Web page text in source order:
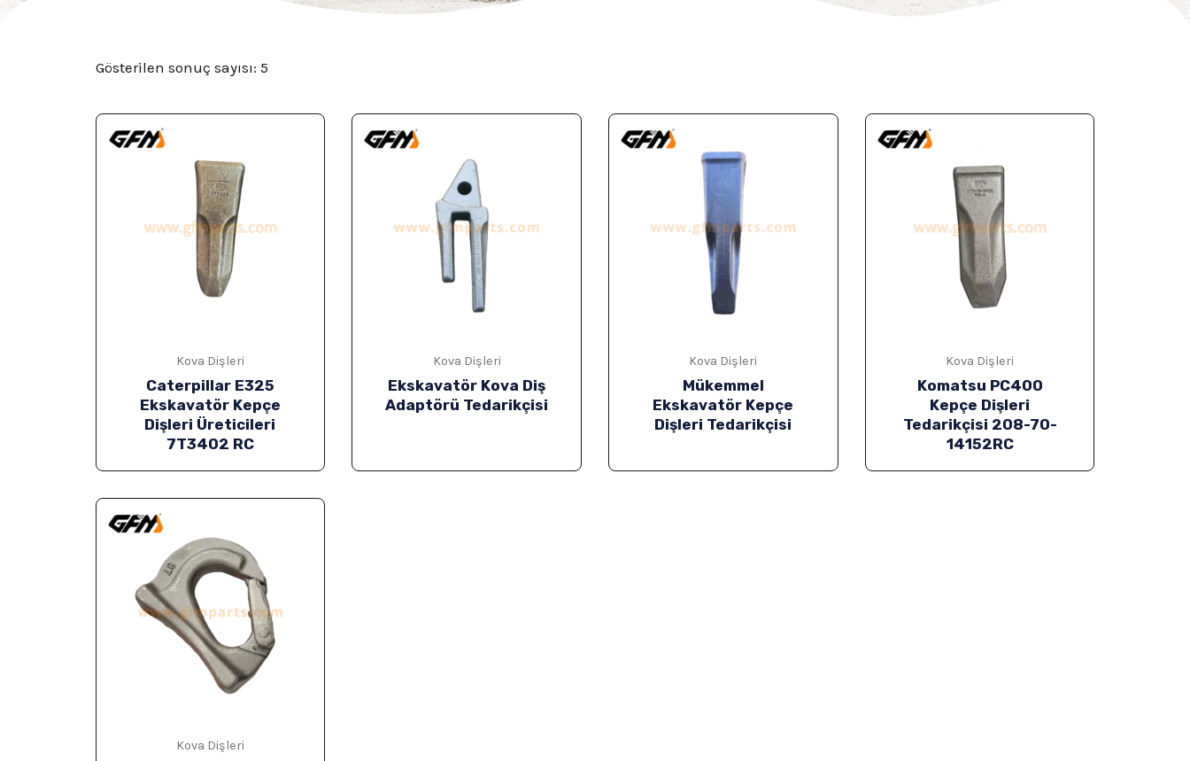
Gösterilen sonuç sayısı: 5
Kova Dişleri
Caterpillar E325
Ekskavatör Kepçe
Dişleri Üreticileri
7T3402 RC
Kova Dişleri
Ekskavatör Kova Diş
Adaptörü Tedarikçisi
Kova Dişleri
Mükemmel
Ekskavatör Kepçe
Dişleri Tedarikçisi
Kova Dişleri
Komatsu PC400
Kepçe Dişleri
Tedarikçisi 208-70-
14152RC
Kova Dişleri